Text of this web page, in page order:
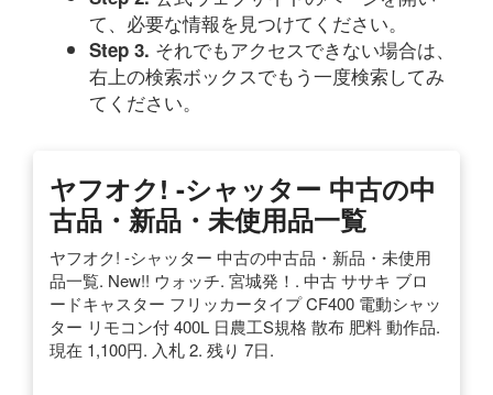
て、必要な情報を見つけてください。
Step 3. それでもアクセスできない場合は、
右上の検索ボックスでもう一度検索してみ
てください。
ヤフオク! -シャッター 中古の中
古品・新品・未使用品一覧
ヤフオク! -シャッター 中古の中古品・新品・未使用
品一覧. New!! ウォッチ. 宮城発！. 中古 ササキ ブロ
ードキャスター フリッカータイプ CF400 電動シャッ
ター リモコン付 400L 日農工S規格 散布 肥料 動作品.
現在 1,100円. 入札 2. 残り 7日.